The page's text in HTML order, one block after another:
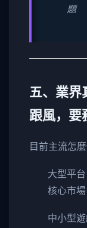
題
五、業界
跟風，要
目前主流怎麼
大型平
核心市場
中小型